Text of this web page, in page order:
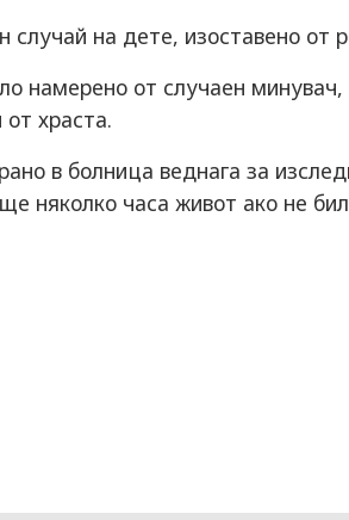
случай на дете, изоставено от
намерено от случаен
храста.
в болница веднага за
няколко часа живот ако не